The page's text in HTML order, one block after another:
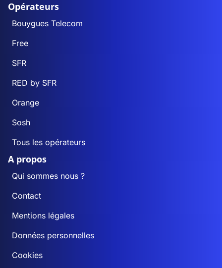
Opérateurs
Bouygues Telecom
Free
SFR
RED by SFR
Orange
Sosh
Tous les opérateurs
A propos
Qui sommes nous ?
Contact
Mentions légales
Données personnelles
Cookies